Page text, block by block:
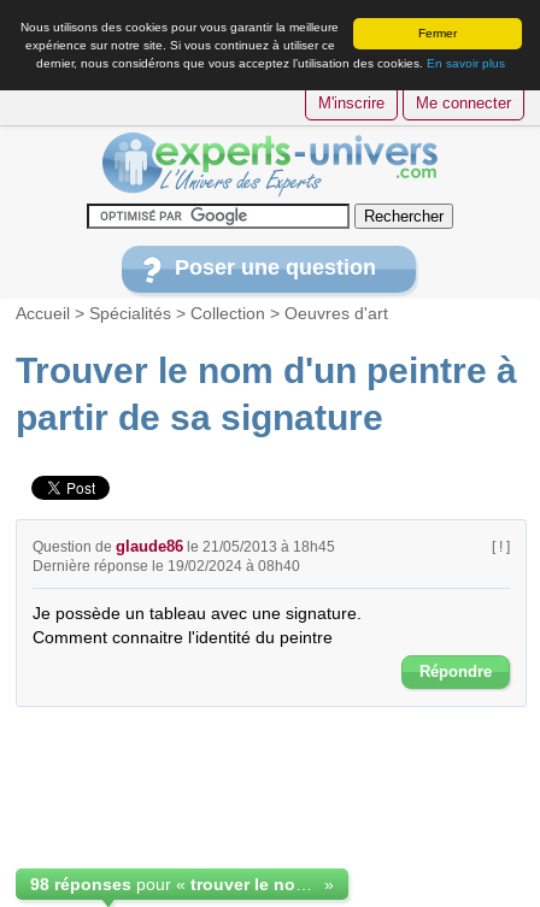
Fermer
Nous utilisons des cookies pour vous garantir la meilleure
expérience sur notre site. Si vous continuez à utiliser ce
dernier, nous considérons que vous acceptez l’utilisation des cookies. En savoir plus
M'inscrire Me connecter
Poser une question
Accueil > Spécialités >Collection >Oeuvres d'art
Trouver le nom d'un peintre à
partir de sa signature
Question deglaude86 le 21/05/2013 à 18h45
Dernière réponse le 19/02/2024 à 08h40
[ ! ]
Je possède un tableau avec une signature.
Comment connaitre l'identité du peintre
Répondre
98 réponses pour « »